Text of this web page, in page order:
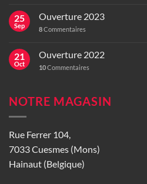
25
Sep
Ouverture 2023
8Commentaires
21
Oct
Ouverture 2022
10Commentaires
NOTRE MAGASIN
Rue Ferrer 104,
7033 Cuesmes (Mons)
Hainaut (Belgique)